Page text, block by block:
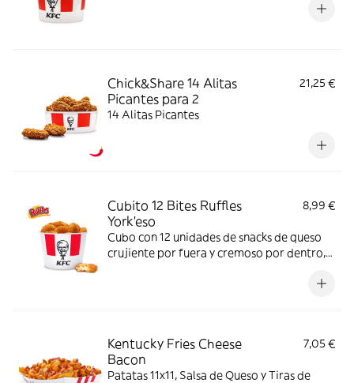
Chick&Share 14 Alitas
Picantes para 2
21,25 €
14 Alitas Picantes
Cubito 12 Bites Ruffles
York'eso
8,99 €
Cubo con 12 unidades de snacks de queso
crujiente por fuera y cremoso por dentro,
Kentucky Fries Cheese
Bacon
7,05 €
Patatas 11x11, Salsa de Queso y Tiras de